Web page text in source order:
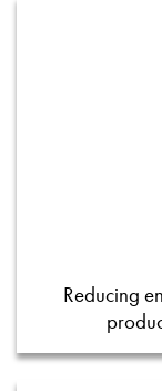
Reducing